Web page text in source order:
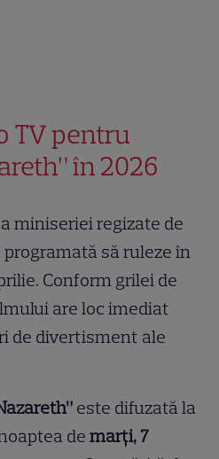
TV pentru
în 2026
miniseriei regizate de
să ruleze în
Conform grilei de
are loc imediat
de divertisment ale
este difuzată la
demarți, 7